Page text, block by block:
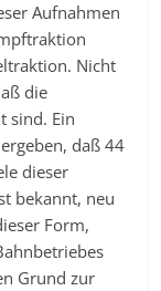
Aufnahmen
Nicht
die
sind. Ein
daß 44
dieser
bekannt, neu
Form,
Grund zur